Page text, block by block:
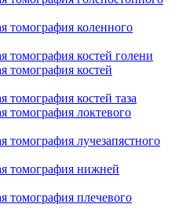
томография коленного
томография костей голени
томография костей
томография костей таза
томография локтевого
томография лучезапястного
томография нижней
томография плечевого